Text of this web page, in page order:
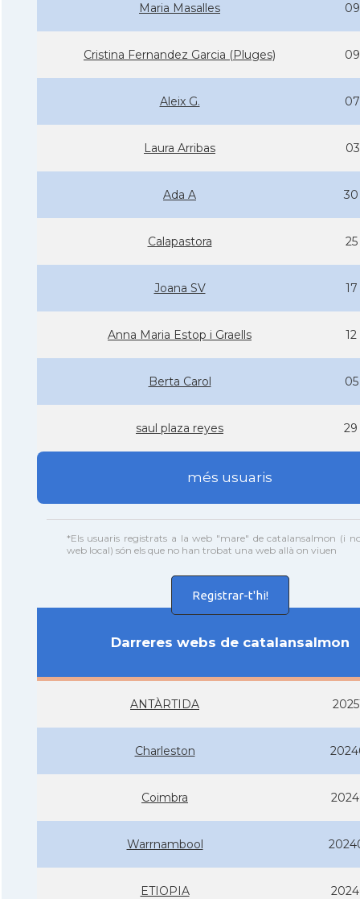
Maria Masalles
Cristina Fernandez Garcia (Pluges)
Aleix G.
Laura Arribas
Ada A 30
Calapastora
Joana SV
Anna Maria Estop i Graells
Berta Carol
saul plaza reyes 29
més usuaris
*Els usuaris registrats a la web "mare" de catalansalmon (i
web local) són els que no han trobat una web allà on viuen
Registrar-t'hi!
Darreres webs de catalansalmon
ANTÀRTIDA
Charleston
Coimbra
Warrnambool
ETIOPIA